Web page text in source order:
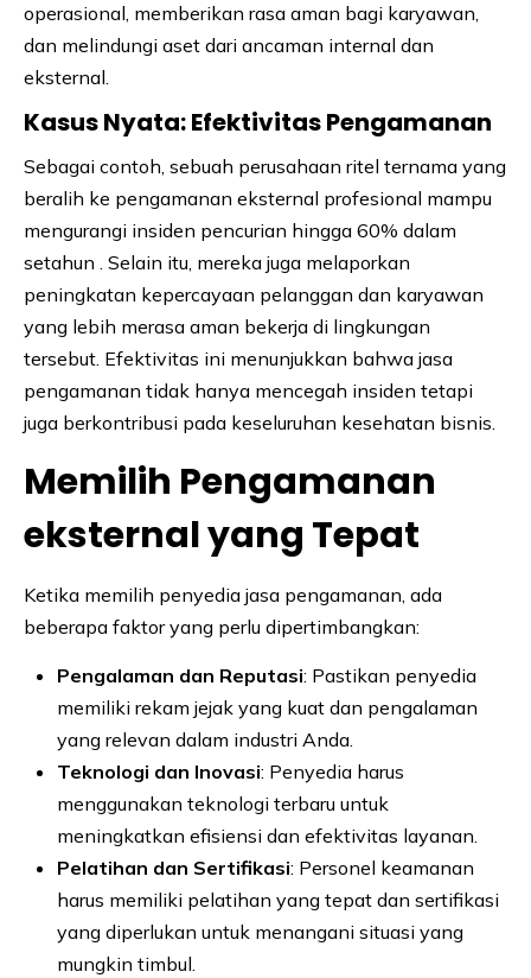
operasional, memberikan rasa aman bagi karyawan,
dan melindungi aset dari ancaman internal dan
eksternal.
Kasus Nyata: Efektivitas Pengamanan
Sebagai contoh, sebuah perusahaan ritel ternama yang
beralih ke pengamanan eksternal profesional mampu
mengurangi insiden pencurian hingga 60% dalam
setahun . Selain itu, mereka juga melaporkan
peningkatan kepercayaan pelanggan dan karyawan
yang lebih merasa aman bekerja di lingkungan
tersebut. Efektivitas ini menunjukkan bahwa jasa
pengamanan tidak hanya mencegah insiden tetapi
juga berkontribusi pada keseluruhan kesehatan bisnis.
Memilih Pengamanan
eksternal yang Tepat
Ketika memilih penyedia jasa pengamanan, ada
beberapa faktor yang perlu dipertimbangkan:
Pengalaman dan Reputasi: Pastikan penyedia
memiliki rekam jejak yang kuat dan pengalaman
yang relevan dalam industri Anda.
Teknologi dan Inovasi: Penyedia harus
menggunakan teknologi terbaru untuk
meningkatkan efisiensi dan efektivitas layanan.
Pelatihan dan Sertifikasi: Personel keamanan
harus memiliki pelatihan yang tepat dan sertifikasi
yang diperlukan untuk menangani situasi yang
mungkin timbul.